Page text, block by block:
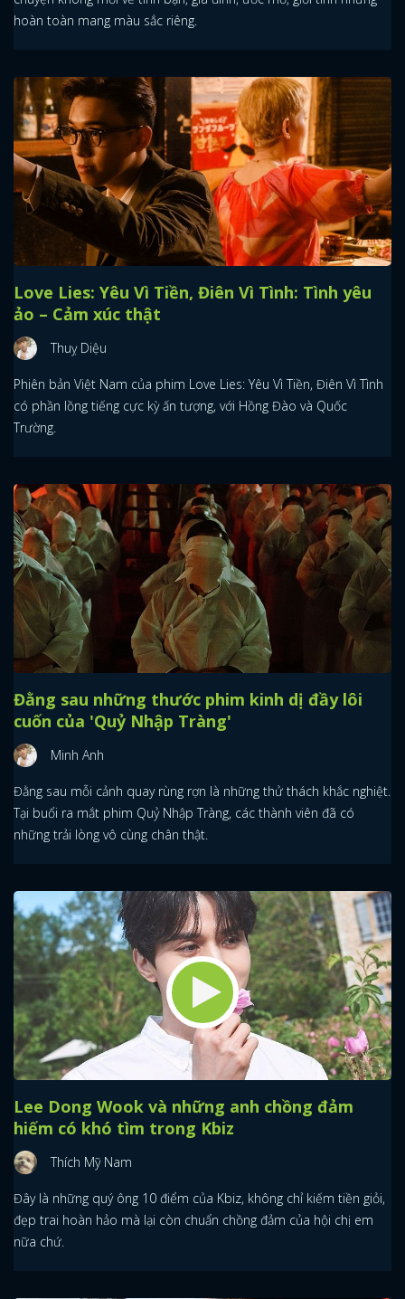
hoàn toàn mang màu sắc riêng.
Love Lies: Yêu Vì Tiền, Điên Vì Tình: Tình yêu
ảo – Cảm xúc thật
Thuỵ Diệu
Phiên bản Việt Nam của phim Love Lies: Yêu Vì Tiền, Điên Vì Tình
có phần lồng tiếng cực kỳ ấn tượng, với Hồng Đào và Quốc
Trường.
Đằng sau những thước phim kinh dị đầy lôi
cuốn của 'Quỷ Nhập Tràng'
Minh Anh
Đằng sau mỗi cảnh quay rùng rợn là những thử thách khắc nghiệt.
Tại buổi ra mắt phim Quỷ Nhập Tràng, các thành viên đã có
những trải lòng vô cùng chân thật.
Lee Dong Wook và những anh chồng đảm
hiếm có khó tìm trong Kbiz
Thích Mỹ Nam
Đây là những quý ông 10 điểm của Kbiz, không chỉ kiếm tiền giỏi,
đẹp trai hoàn hảo mà lại còn chuẩn chồng đảm của hội chị em
nữa chứ.